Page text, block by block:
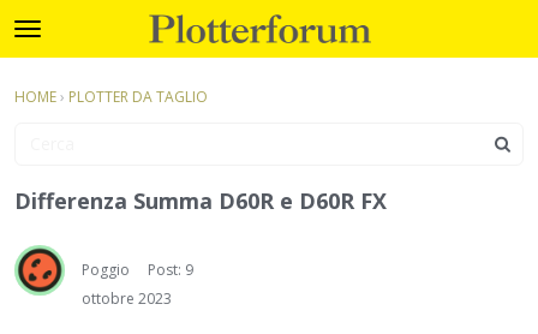
t
o
g
m
e
n
u
Plotterforum
Accedi
Attività
Accedi · Registrati
HOME› PLOTTER DA TAGLIO
Differenza Summa D60R e D60R FX
Poggio
Post: 9
ottobre 2023